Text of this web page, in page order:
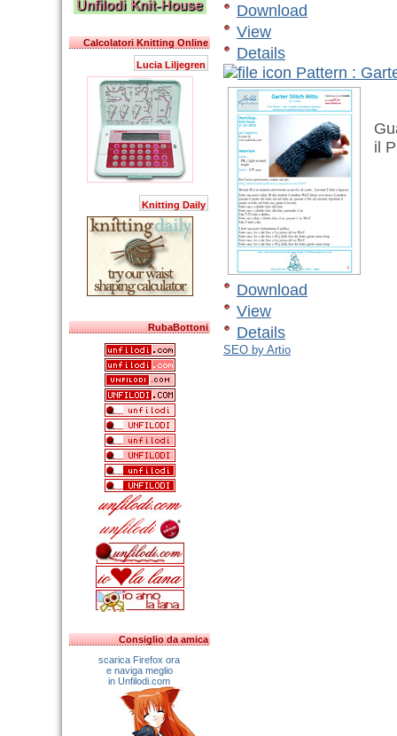
Calcolatori Knitting Online
Lucia Liljegren
Knitting Daily
RubaBottoni
Consiglio da amica
scarica Firefox ora
e naviga meglio
in Unfilodi.com
Download
View
Details
Pattern :
il
Download
View
Details
SEO by Artio